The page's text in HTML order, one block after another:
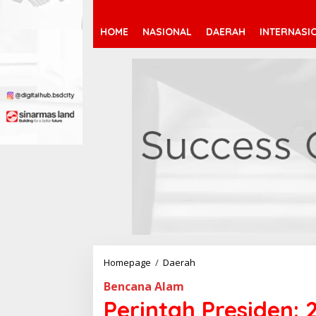
HOME NASIONAL DAERAH
Homepage / Daerah
Bencana Alam
Perintah Presiden: